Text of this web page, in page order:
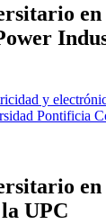
y
Pontificia
en
UPC